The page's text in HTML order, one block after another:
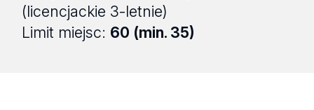
(licencjackie 3-letnie)
Limit miejsc: 60 (min. 35)